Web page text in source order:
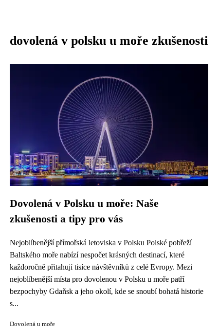
dovolená v polsku u moře zkušenosti
Dovolená v Polsku u moře: Naše
zkušenosti a tipy pro vás
Nejoblíbenější přímořská letoviska v Polsku Polské pobřeží
Baltského moře nabízí nespočet krásných destinací, které
každoročně přitahují tisíce návštěvníků z celé Evropy. Mezi
nejoblíbenější místa pro dovolenou v Polsku u moře patří
bezpochyby Gdaňsk a jeho okolí, kde se snoubí bohatá historie
s...
Dovolená u moře